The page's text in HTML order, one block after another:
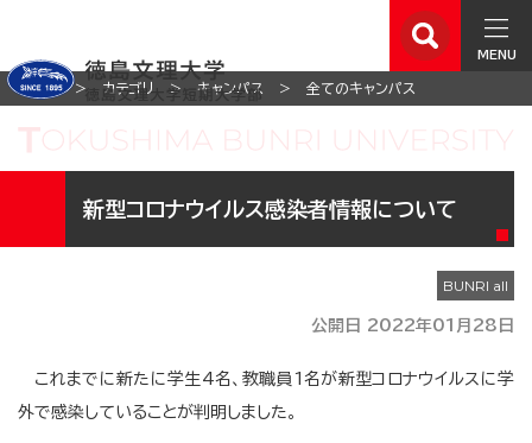
MENU
ホーム カテゴリ キャンパス 全てのキャンパス
新型コロナウイルス感染者情報について
公開日 2022年01月28日
これまでに新たに学生4名、教職員1名が新型コロナウイルスに学
外で感染していることが判明しました。